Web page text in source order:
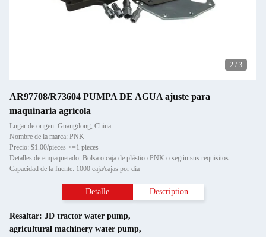
2 / 3
AR97708/R73604 PUMPA DE AGUA ajuste para
maquinaria agrícola
Lugar de origen: Guangdong, China
Nombre de la marca: PNK
Precio: $1.00/pieces >=1 pieces
Detalles de empaquetado: Bolsa o caja de plástico PNK o según sus requisitos.
Capacidad de la fuente: 1000 caja/cajas por día
Detalle Description
Resaltar: JD tractor water pump,
agricultural machinery water pump,